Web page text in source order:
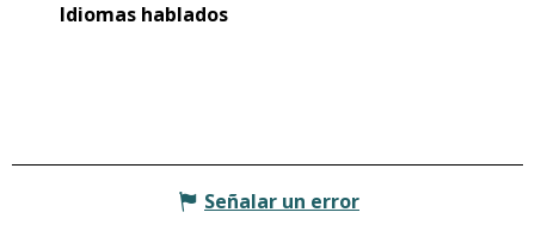
Idiomas hablados
Idiomas hablados
Señalar un error